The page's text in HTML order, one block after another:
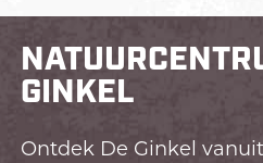
GINKEL
Ontdek De Ginkel